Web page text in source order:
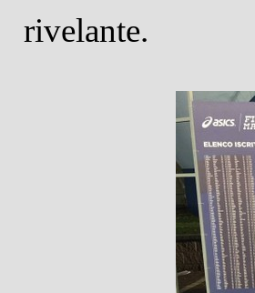
rivelante.